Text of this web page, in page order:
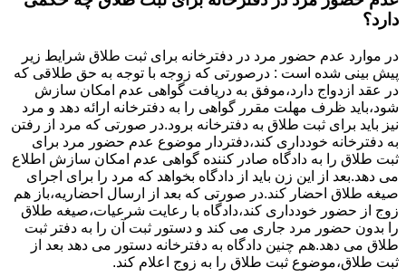
دارد؟
در موارد عدم حضور مرد در دفترخانه برای ثبت طلاق شرایط زیر
پیش بینی شده است : درصورتی که زوجه با توجه به حق طلاقی که
در عقد ازدواج دارد،موفق به دریافت گواهی عدم امکان سازش
شود،باید ظرف مهلت مقرر گواهی را به دفترخانه ارائه دهد و مرد
نیز باید برای ثبت طلاق به دفترخانه برود.در صورتی که مرد از رفتن
به دفترخانه خودداری کند،دفتردار موضوع عدم حضور مرد برای
ثبت طلاق را به دادگاه صادر کننده گواهی عدم امکان سازش اطلاع
می دهد.بعد از این زن باید از دادگاه بخواهد که مرد را برای اجرای
صیغه طلاق احضار کند.در صورتی که بعد از ارسال احضاریه،باز هم
زوج از حضور خودداری کند،دادگاه با رعایت شرعیات،صیغه طلاق
را بدون حضور مرد جاری می کند و دستور ثبت آن را به دفتر ثبت
طلاق می دهد.هم چنین دادگاه به دفترخانه دستور می دهد بعد از
ثبت طلاق،موضوع ثبت طلاق را به زوج اعلام کند.